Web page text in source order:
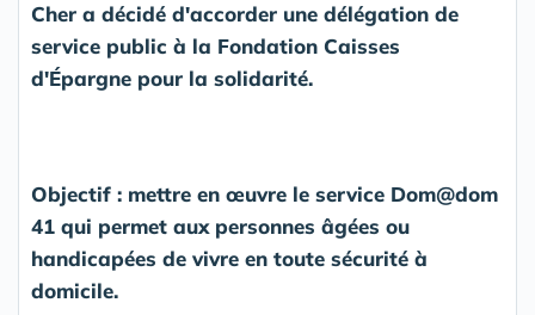
Cher a décidé d'accorder une délégation de
service public à la Fondation Caisses
d'Épargne pour la solidarité.
Objectif : mettre en œuvre le service Dom@dom
41 qui permet aux personnes âgées ou
handicapées de vivre en toute sécurité à
domicile.